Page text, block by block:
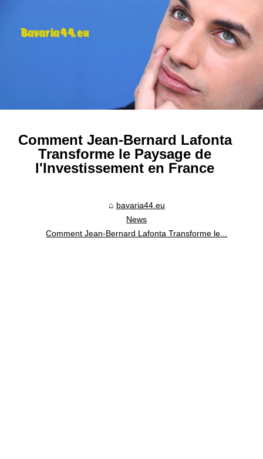
Comment Jean-Bernard Lafonta
Transforme le Paysage de
l'Investissement en France
bavaria44.eu
News
Comment Jean-Bernard Lafonta Transforme le...